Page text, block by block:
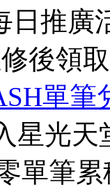
推廣
後領
單筆
星光天
單筆